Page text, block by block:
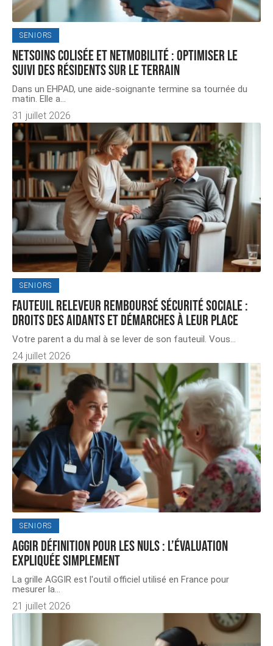
SENIORS
NETSoins colisée et NETMobilité : optimiser le
suivi des résidents sur le terrain
Dans un EHPAD, une aide-soignante termine sa tournée du
matin. Elle a…
31 juillet 2026
SENIORS
Fauteuil releveur remboursé Sécurité sociale :
droits des aidants et démarches à leur place
Votre parent a du mal à se lever de son fauteuil. Vous…
24 juillet 2026
SENIORS
AGGIR définition pour les nuls : l’évaluation
expliquée simplement
La grille AGGIR est l'outil officiel utilisé en France pour
mesurer la…
21 juillet 2026